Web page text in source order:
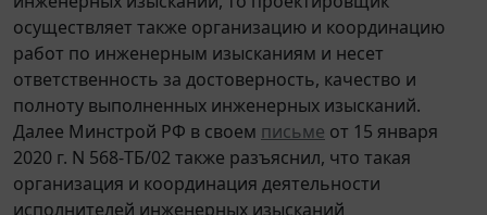
осуществляет также организацию и координацию
работ по инженерным изысканиям и несет
ответственность за достоверность, качество и
полноту выполненных инженерных изысканий.
Далее Минстрой РФ в своем письме от 15 января
2020 г. N 568-ТБ/02 также разъяснил, что такая
организация и координация деятельности
исполнителей инженерных изысканий